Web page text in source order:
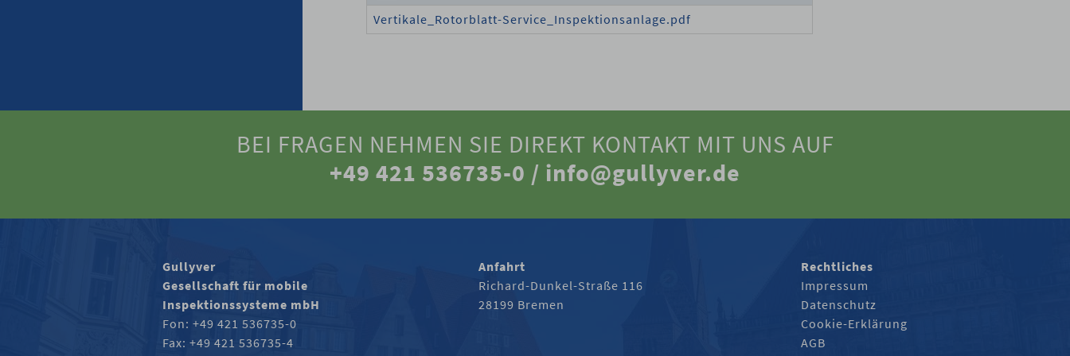
Vertikale_Rotorblatt-Service_Inspektionsanlage.pdf
BEI FRAGEN NEHMEN SIE DIREKT KONTAKT MIT UNS AUF
+49 421 536735-0 / info@gullyver.de
Gullyver
Gesellschaft für mobile
Inspektionssysteme mbH
Fon: +49 421 536735-0
Fax: +49 421 536735-4
Anfahrt
Richard-Dunkel-Straße 116
28199 Bremen
Rechtliches
Impressum
Datenschutz
Cookie-Erklärung
AGB